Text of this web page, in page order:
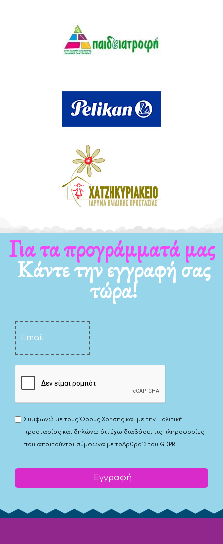
Για τα προγράμματά μας
Κάντε την εγγραφή σας
τώρα!
Συμφωνώ με τουςΌρους Χρήσης και με την Πολιτική
προστασίας και δηλώνω ότι έχω διαβάσει τις πληροφορίες
που απαιτούνται σύμφωνα με τοΑρθρο13 του GDPR.
Εγγραφή